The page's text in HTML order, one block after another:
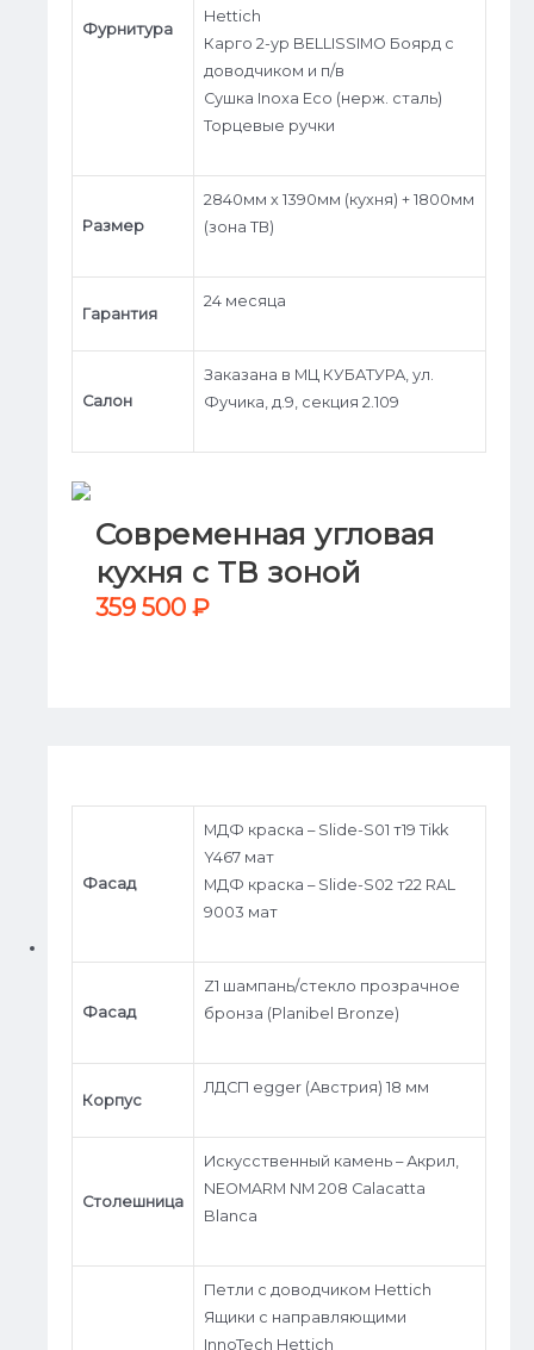
Фурнитура
Hettich
Карго 2-ур BELLISSIMO Боярд с
доводчиком и п/в
Сушка Inoxa Eco (нерж. сталь)
Торцевые ручки
Размер
2840мм х 1390мм (кухня) + 1800мм
(зона ТВ)
Гарантия
24 месяца
Салон
Заказана в МЦ КУБАТУРА, ул.
Фучика, д.9, секция 2.109
Современная угловая
кухня с ТВ зоной
359 500 ₽
Фасад
МДФ краска – Slide-S01 т19 Tikk
Y467 мат
МДФ краска – Slide-S02 т22 RAL
9003 мат
Фасад
Z1 шампань/стекло прозрачное
бронза (Planibel Bronze)
Корпус
ЛДСП egger (Австрия) 18 мм
Столешница
Искусственный камень – Акрил,
NEOMARM NM 208 Calacatta
Blanca
Петли c доводчиком Hettich
Ящики с направляющими
InnoTech Hettich